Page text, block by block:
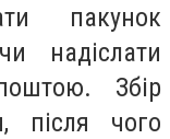
пакунок
надіслати
Збір
після чого